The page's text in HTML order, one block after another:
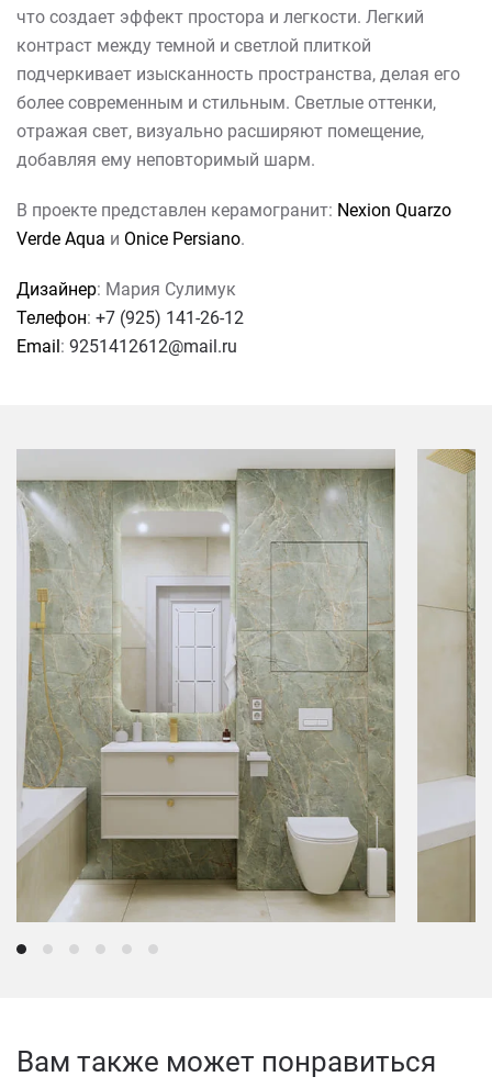
что создает эффект простора и легкости. Легкий
контраст между темной и светлой плиткой
подчеркивает изысканность пространства, делая его
более современным и стильным. Светлые оттенки,
отражая свет, визуально расширяют помещение,
добавляя ему неповторимый шарм.
В проекте представлен керамогранит: Nexion Quarzo
Verde Aqua и Onice Persiano.
Дизайнер: Мария Сулимук
Телефон: +7 (925) 141-26-12
Email: 9251412612@mail.ru
Вам также может понравиться